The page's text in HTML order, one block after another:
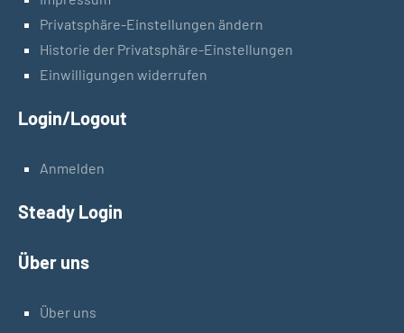
Privatsphäre-Einstellungen ändern
Historie der Privatsphäre-Einstellungen
Einwilligungen widerrufen
Login/Logout
Anmelden
Steady Login
Über uns
Über uns